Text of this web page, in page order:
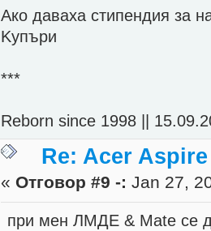
Aко даваха стипендия за
Kупъри
***
Reborn since 1998 ||
Re: Acer
« Отговор #9 -: Jan 27,
при мен ЛМДЕ & Mate се